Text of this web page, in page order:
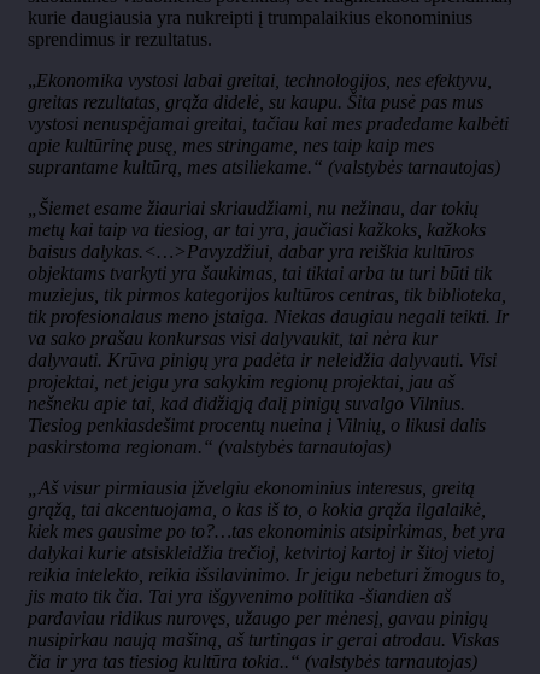
kurie daugiausia yra nukreipti į trumpalaikius ekonominius
sprendimus ir rezultatus.
„Ekonomika vystosi labai greitai, technologijos, nes efektyvu,
greitas rezultatas, grąža didelė, su kaupu. Šita pusė pas mus
vystosi nenuspėjamai greitai, tačiau kai mes pradedame kalbėti
apie kultūrinę pusę, mes stringame, nes taip kaip mes
suprantame kultūrą, mes atsiliekame.“ (valstybės tarnautojas)
„Šiemet esame žiauriai skriaudžiami, nu nežinau, dar tokių
metų kai taip va tiesiog, ar tai yra, jaučiasi kažkoks, kažkoks
baisus dalykas.<…>Pavyzdžiui, dabar yra reiškia kultūros
objektams tvarkyti yra šaukimas, tai tiktai arba tu turi būti tik
muziejus, tik pirmos kategorijos kultūros centras, tik biblioteka,
tik profesionalaus meno įstaiga. Niekas daugiau negali teikti. Ir
va sako prašau konkursas visi dalyvaukit, tai nėra kur
dalyvauti. Krūva pinigų yra padėta ir neleidžia dalyvauti. Visi
projektai, net jeigu yra sakykim regionų projektai, jau aš
nešneku apie tai, kad didžiąją dalį pinigų suvalgo Vilnius.
Tiesiog penkiasdešimt procentų nueina į Vilnių, o likusi dalis
paskirstoma regionam.“ (valstybės tarnautojas)
„Aš visur pirmiausia įžvelgiu ekonominius interesus, greitą
grąžą, tai akcentuojama, o kas iš to, o kokia grąža ilgalaikė,
kiek mes gausime po to?…tas ekonominis atsipirkimas, bet yra
dalykai kurie atsiskleidžia trečioj, ketvirtoj kartoj ir šitoj vietoj
reikia intelekto, reikia išsilavinimo. Ir jeigu nebeturi žmogus to,
jis mato tik čia. Tai yra išgyvenimo politika -šiandien aš
pardaviau ridikus nurovęs, užaugo per mėnesį, gavau pinigų
nusipirkau naują mašiną, aš turtingas ir gerai atrodau. Viskas
čia ir yra tas tiesiog kultūra tokia..“ (valstybės tarnautojas)